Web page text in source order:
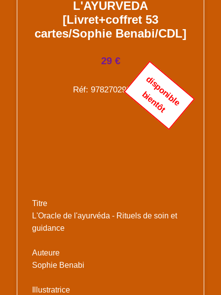
L'AYURVEDA
[Livret+coffret 53
cartes/Sophie Benabi/CDL]
29 €
Réf: 9782702925843d
i
s
p
o
n
i
b
l
e
b
i
e
n
t
ô
t
Titre
L'Oracle de l'ayurvéda - Rituels de soin et
guidance
Auteure
Sophie Benabi
Illustratrice